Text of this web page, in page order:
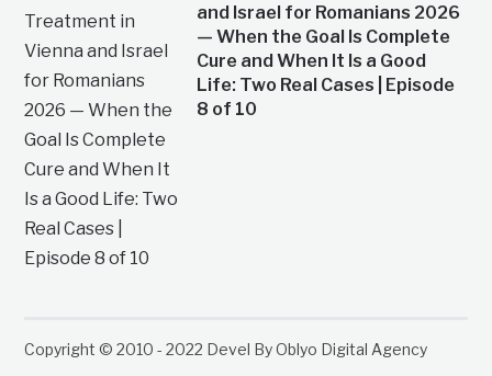
and Israel for Romanians 2026
— When the Goal Is Complete
Cure and When It Is a Good
Life: Two Real Cases | Episode
8 of 10
Copyright © 2010 - 2022 Devel By Oblyo Digital Agency